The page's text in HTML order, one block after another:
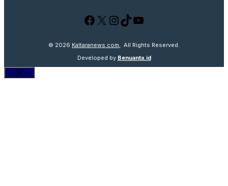
Facebook
X Instagram
TikTok
YouTube
© 2026 Kaltaranews.com , All Rights Reserved.
Developed by Benuanta.id
Close